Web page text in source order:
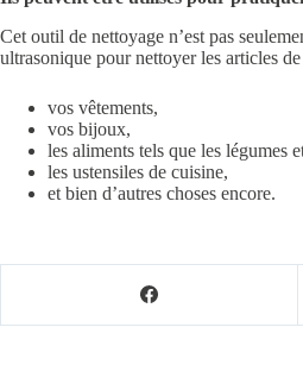
Cet outil de nettoyage n’est pas
ultrasonique pour nettoyer les articles
vos vêtements,
vos bijoux,
les aliments tels que les légumes
les ustensiles de cuisine,
et bien d’autres choses encore.